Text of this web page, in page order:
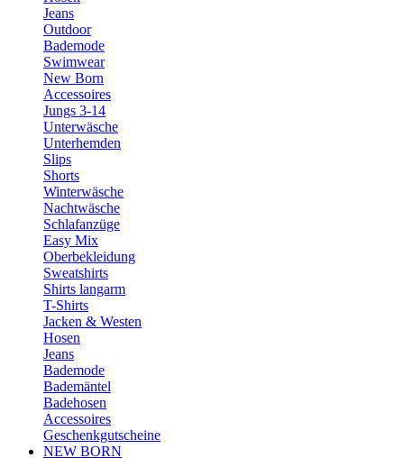
Jeans
Outdoor
Bademode
Swimwear
New Born
Accessoires
Jungs 3-14
Unterwäsche
Unterhemden
Slips
Shorts
Winterwäsche
Nachtwäsche
Schlafanzüge
Easy Mix
Oberbekleidung
Sweatshirts
Shirts langarm
T-Shirts
Jacken & Westen
Hosen
Jeans
Bademode
Bademäntel
Badehosen
Accessoires
Geschenkgutscheine
NEW BORN